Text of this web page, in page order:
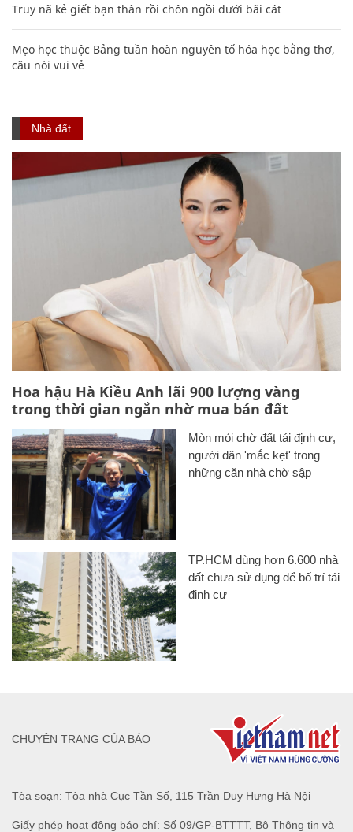
Truy nã kẻ giết bạn thân rồi chôn ngồi dưới bãi cát
Mẹo học thuộc Bảng tuần hoàn nguyên tố hóa học bằng thơ,
câu nói vui vẻ
Nhà đất
Hoa hậu Hà Kiều Anh lãi 900 lượng vàng
trong thời gian ngắn nhờ mua bán đất
Mòn mỏi chờ đất tái định cư,
người dân 'mắc kẹt' trong
những căn nhà chờ sập
TP.HCM dùng hơn 6.600 nhà
đất chưa sử dụng để bố trí tái
định cư
Tòa soạn: Tòa nhà Cục Tần Số, 115 Trần Duy Hưng Hà Nội
Giấy phép hoạt động báo chí: Số 09/GP-BTTTT, Bộ Thông tin và
CHUYÊN TRANG CỦA BÁO